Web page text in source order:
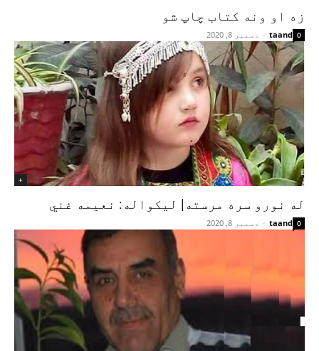
زه او ونه کتاب چاپ شو
taand
- دسمبر 8, 2020 0
+
له نورو سره مرسته| لیکواله: نعیمه غني
taand
- دسمبر 8, 2020 0